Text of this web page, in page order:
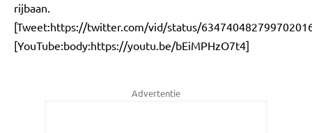
rijbaan.
[Tweet:https://twitter.com/vid/status/
[YouTube:body:https://youtu.be/bEiMPHzO7t4]
Advertentie